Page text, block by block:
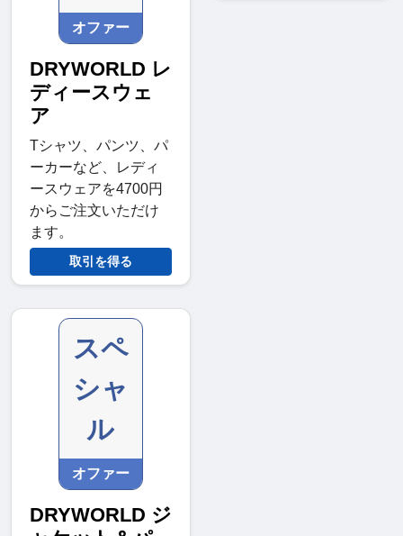
オファー
DRYWORLD レ
ディースウェ
ア
Tシャツ、パンツ、パ
ーカーなど、レディ
ースウェアを4700円
からご注文いただけ
ます。
取引を得る
スペ
シャ
ル
オファー
DRYWORLD ジ